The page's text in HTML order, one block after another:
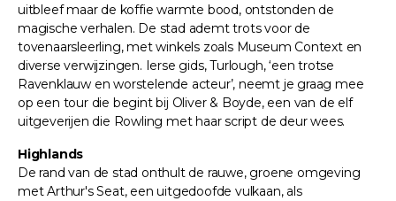
uitbleef maar de koffie warmte bood, ontstonden de
magische verhalen. De stad ademt trots voor de
tovenaarsleerling, met winkels zoals Museum Context en
diverse verwijzingen. Ierse gids, Turlough, ‘een trotse
Ravenklauw en worstelende acteur’, neemt je graag mee
op een tour die begint bij Oliver & Boyde, een van de elf
uitgeverijen die Rowling met haar script de deur wees.
Highlands
De rand van de stad onthult de rauwe, groene omgeving
met Arthur's Seat, een uitgedoofde vulkaan, als